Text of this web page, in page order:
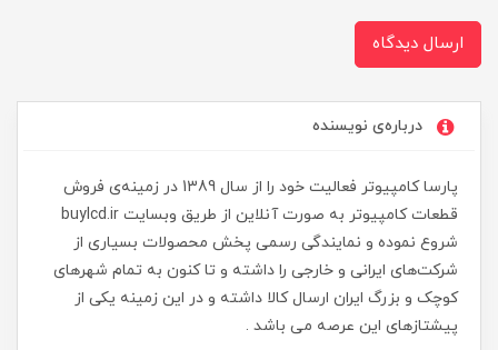
ارسال دیدگاه
درباره‌ی نویسنده
پارسا کامپیوتر فعالیت خود را از سال 1389 در زمینه‌ی فروش
قطعات کامپیوتر به صورت آنلاین از طریق وبسایت buylcd.ir
شروع نموده و نمایندگی رسمی پخش محصولات بسیاری از
شرکت‌های ایرانی و خارجی را داشته و تا کنون به تمام شهرهای
کوچک و بزرگ ایران ارسال کالا داشته و در این زمینه یکی از
پیشتازهای این عرصه می باشد .